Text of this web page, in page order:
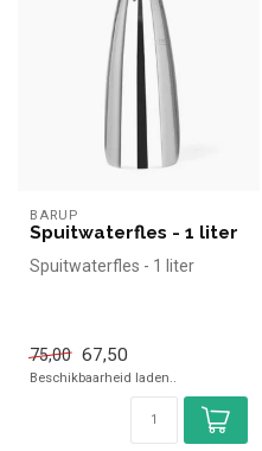
BARUP
Spuitwaterfles - 1 liter
Spuitwaterfles - 1 liter
75,00 67,50
Beschikbaarheid laden..